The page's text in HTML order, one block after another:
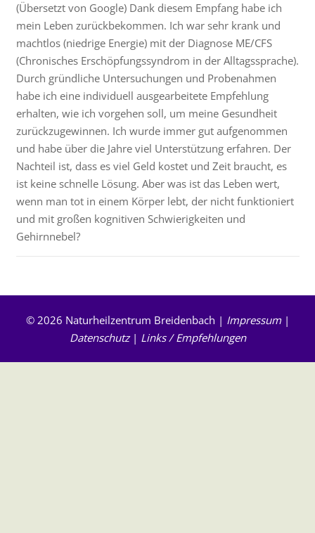
(Übersetzt von Google) Dank diesem Empfang habe ich
mein Leben zurückbekommen. Ich war sehr krank und
machtlos (niedrige Energie) mit der Diagnose ME/CFS
(Chronisches Erschöpfungssyndrom in der Alltagssprache).
Durch gründliche Untersuchungen und Probenahmen
habe ich eine individuell ausgearbeitete Empfehlung
erhalten, wie ich vorgehen soll, um meine Gesundheit
zurückzugewinnen. Ich wurde immer gut aufgenommen
und habe über die Jahre viel Unterstützung erfahren. Der
Nachteil ist, dass es viel Geld kostet und Zeit braucht, es
ist keine schnelle Lösung. Aber was ist das Leben wert,
wenn man tot in einem Körper lebt, der nicht funktioniert
und mit großen kognitiven Schwierigkeiten und
Gehirnnebel?
© 2026 Naturheilzentrum Breidenbach | Impressum|
Datenschutz| Links / Empfehlungen